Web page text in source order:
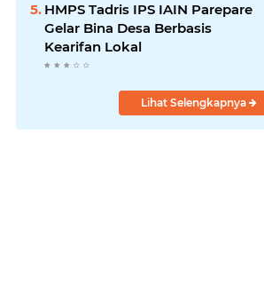
HMPS Tadris IPS IAIN Parepare
Gelar Bina Desa Berbasis
Kearifan Lokal
Lihat Selengkapnya